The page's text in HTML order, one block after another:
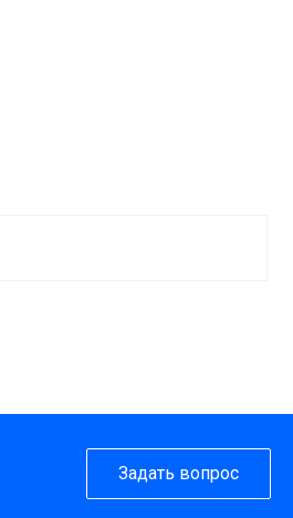
Задать вопрос